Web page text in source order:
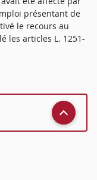
présentant de
le recours au
les articles L. 1251-